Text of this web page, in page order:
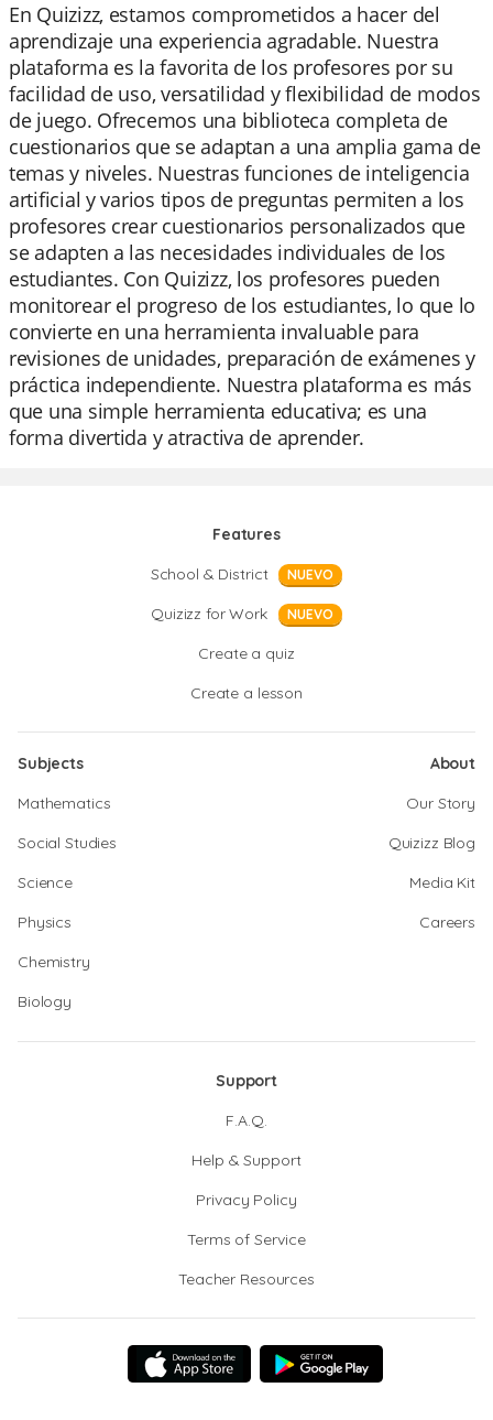
En Quizizz, estamos comprometidos a hacer del
aprendizaje una experiencia agradable. Nuestra
plataforma es la favorita de los profesores por su
facilidad de uso, versatilidad y flexibilidad de modos
de juego. Ofrecemos una biblioteca completa de
cuestionarios que se adaptan a una amplia gama de
temas y niveles. Nuestras funciones de inteligencia
artificial y varios tipos de preguntas permiten a los
profesores crear cuestionarios personalizados que
se adapten a las necesidades individuales de los
estudiantes. Con Quizizz, los profesores pueden
monitorear el progreso de los estudiantes, lo que lo
convierte en una herramienta invaluable para
revisiones de unidades, preparación de exámenes y
práctica independiente. Nuestra plataforma es más
que una simple herramienta educativa; es una
forma divertida y atractiva de aprender.
Features
School & District
NUEVO
Quizizz for Work NUEVO
Create a quiz
Create a lesson
Subjects
Mathematics
Social Studies
Science
Physics
Chemistry
Biology
About
Our Story
Quizizz Blog
Media Kit
Careers
Support
F.A.Q.
Help & Support
Privacy Policy
Terms of Service
Teacher Resources